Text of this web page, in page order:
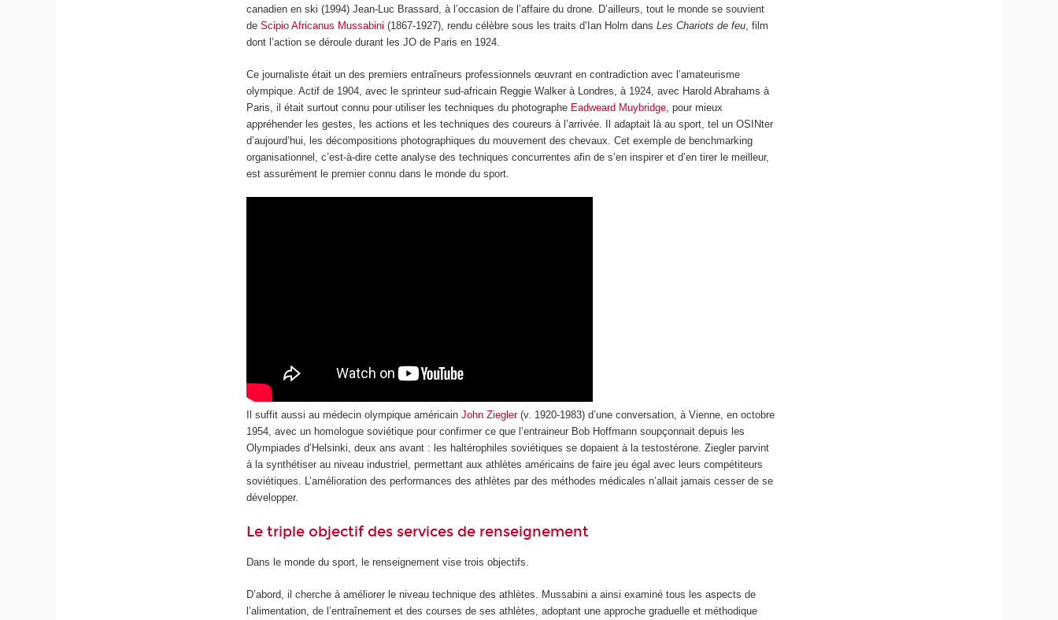
canadien en ski (1994) Jean-Luc Brassard, à l’occasion de l’affaire du drone. D’ailleurs, tout le monde se souvient
deScipio Africanus Mussabini (1867-1927), rendu célèbre sous les traits d’Ian Holm dansLes Chariots de feu, film
dont l’action se déroule durant les JO de Paris en 1924.
Ce journaliste était un des premiers entraîneurs professionnels œuvrant en contradiction avec l’amateurisme
olympique. Actif de 1904, avec le sprinteur sud-africain Reggie Walker à Londres, à 1924, avec Harold Abrahams à
Paris, il était surtout connu pour utiliser les techniques du photographe Eadweard Muybridge , pour mieux
appréhender les gestes, les actions et les techniques des coureurs à l’arrivée. Il adaptait là au sport, tel un OSINter
d’aujourd’hui, les décompositions photographiques du mouvement des chevaux. Cet exemple de benchmarking
organisationnel, c’est-à-dire cette analyse des techniques concurrentes afin de s’en inspirer et d’en tirer le meilleur,
est assurément le premier connu dans le monde du sport.
Il suffit aussi au médecin olympique américainJohn Ziegler(v. 1920-1983) d’une conversation, à Vienne, en octobre
1954, avec un homologue soviétique pour confirmer ce que l’entraineur Bob Hoffmann soupçonnait depuis les
Olympiades d’Helsinki, deux ans avant : les haltérophiles soviétiques se dopaient à la testostérone. Ziegler parvint
à la synthétiser au niveau industriel, permettant aux athlètes américains de faire jeu égal avec leurs compétiteurs
soviétiques. L’amélioration des performances des athlètes par des méthodes médicales n’allait jamais cesser de se
développer.
Le triple objectif des services de renseignement
Dans le monde du sport, le renseignement vise trois objectifs.
D’abord, il cherche à améliorer le niveau technique des athlètes. Mussabini a ainsi examiné tous les aspects de
l’alimentation, de l’entraînement et des courses de ses athlètes, adoptant une approche graduelle et méthodique